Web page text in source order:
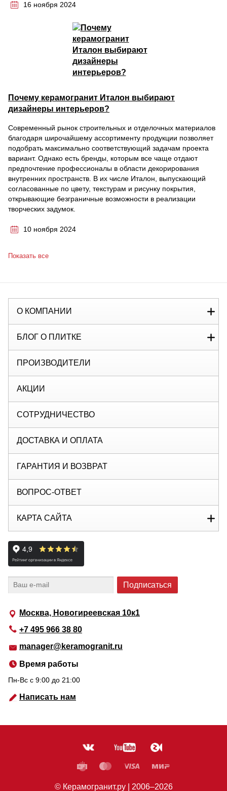
16 ноября 2024
Почему керамогранит Италон выбирают
дизайнеры интерьеров?
Современный рынок строительных и отделочных материалов
благодаря широчайшему ассортименту продукции позволяет
подобрать максимально соответствующий задачам проекта
вариант. Однако есть бренды, которым все чаще отдают
предпочтение профессионалы в области декорирования
внутренних пространств. В их числе Италон, выпускающий
согласованные по цвету, текстурам и рисунку покрытия,
открывающие безграничные возможности в реализации
творческих задумок.
10 ноября 2024
Показать все
Москва, Новогиреевская 10к1
+7 495 966 38 80
manager@keramogranit.ru
Время работы
Пн-Вс c 9:00 до 21:00
Написать нам
О КОМПАНИИ
БЛОГ О ПЛИТКЕ
ПРОИЗВОДИТЕЛИ
АКЦИИ
СОТРУДНИЧЕСТВО
ДОСТАВКА И ОПЛАТА
ГАРАНТИЯ И ВОЗВРАТ
ВОПРОС-ОТВЕТ
КАРТА САЙТА
© Керамогранит.ру | 2006–2026